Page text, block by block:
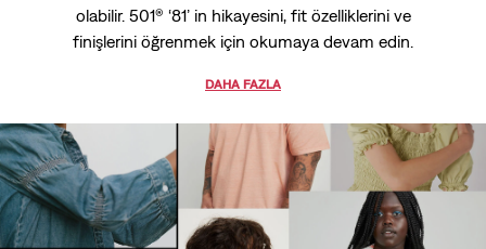
olabilir. 501® ‘81’ in hikayesini, fit özelliklerini ve
finişlerini öğrenmek için okumaya devam edin.
DAHA FAZLA